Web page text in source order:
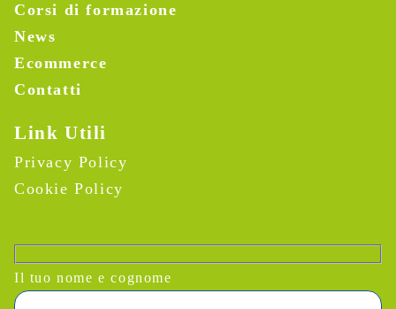
Corsi di formazione
News
Ecommerce
Contatti
Link Utili
Privacy Policy
Cookie Policy
Il tuo nome e cognome